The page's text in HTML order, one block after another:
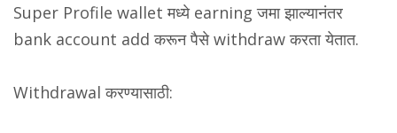
Super Profile wallet मध्ये earning जमा झाल्यानंतर
bank account add करून पैसे withdraw करता येतात.
Withdrawal करण्यासाठी: